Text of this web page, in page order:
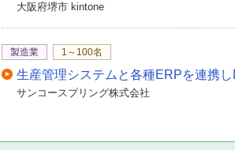
大阪府堺市 kintone
製造業 1～100名
生産管理システムと各種ERPを連携
サンコースプリング株式会社